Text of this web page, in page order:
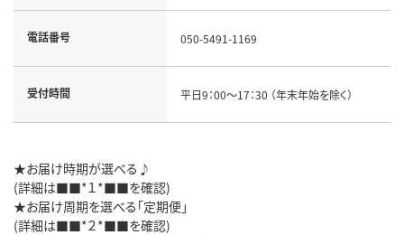
電話番号 050-5491-1169
受付時間 平日9：00～17：30 （年末年始を除く）
★お届け時期が選べる♪
(詳細は■■*１*■■を確認)
★お届け周期を選べる「定期便」
(詳細は■■*２*■■を確認)